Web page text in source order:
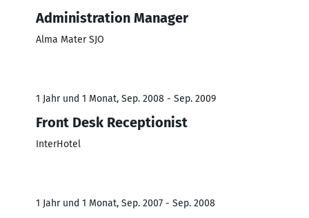
Administration Manager
Alma Mater SJO
1 Jahr und 1 Monat, Sep. 2008 - Sep. 2009
Front Desk Receptionist
InterHotel
1 Jahr und 1 Monat, Sep. 2007 - Sep. 2008